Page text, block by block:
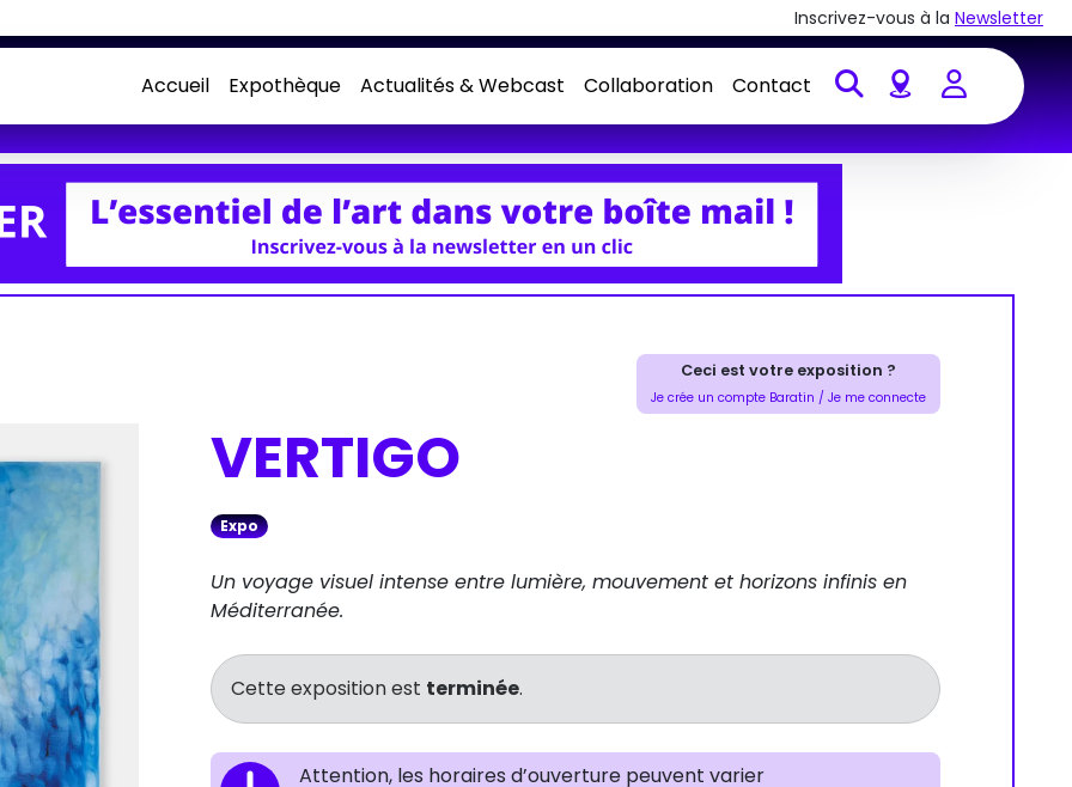
Inscrivez-vous à la Newsletter
Accueil Expothèque Actualités & Webcast Collaboration
Contact
Account
Ceci est votre exposition ?
Je crée un compte Baratin / Je me connecte
VERTIGO
Expo
Un voyage visuel intense entre lumière, mouvement et horizons infinis en
Méditerranée.
Cette exposition est terminée.
Attention, les horaires d’ouverture peuvent varier